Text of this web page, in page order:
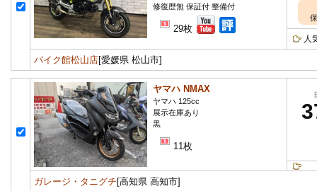
修復歴無 保証付 整備付
29枚
人
バイク館松山店[愛媛県 松山市]
ヤマハ NMAX
ヤマハ 125cc
展示在庫あり
黒
11枚
ガレージ・タニグチ [高知県 高知市]